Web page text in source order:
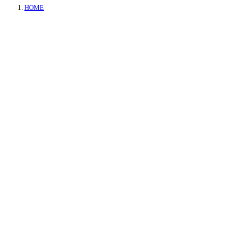
HOME